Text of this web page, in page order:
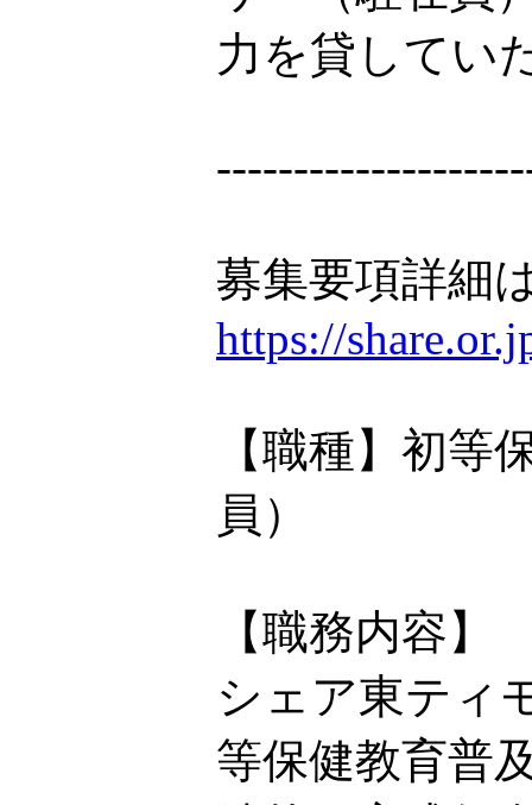
力を貸してい
募集要項詳細
https://
【職種】初
員）
【職務内容】
シェア東ティ
等保健教育普